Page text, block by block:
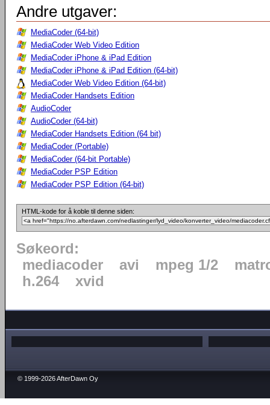
Andre utgaver:
MediaCoder (64-bit)
MediaCoder Web Video Edition
MediaCoder iPhone & iPad Edition
MediaCoder iPhone & iPad Edition (64-bit)
MediaCoder Web Video Edition (64-bit)
MediaCoder Handsets Edition
AudioCoder
AudioCoder (64-bit)
MediaCoder Handsets Edition (64 bit)
MediaCoder (Portable)
MediaCoder (64-bit Portable)
MediaCoder PSP Edition
MediaCoder PSP Edition (64-bit)
HTML-kode for å koble til denne siden:
Søkeord:
mediacoder
avi mpeg 1/2
h.264
xvid
© 1999-2026 AfterDawn Oy